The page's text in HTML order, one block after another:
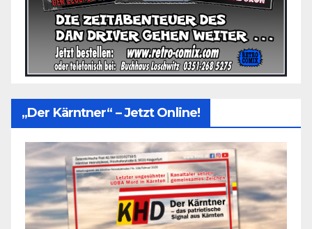
„Der Kärntner“ – Jetzt Online!